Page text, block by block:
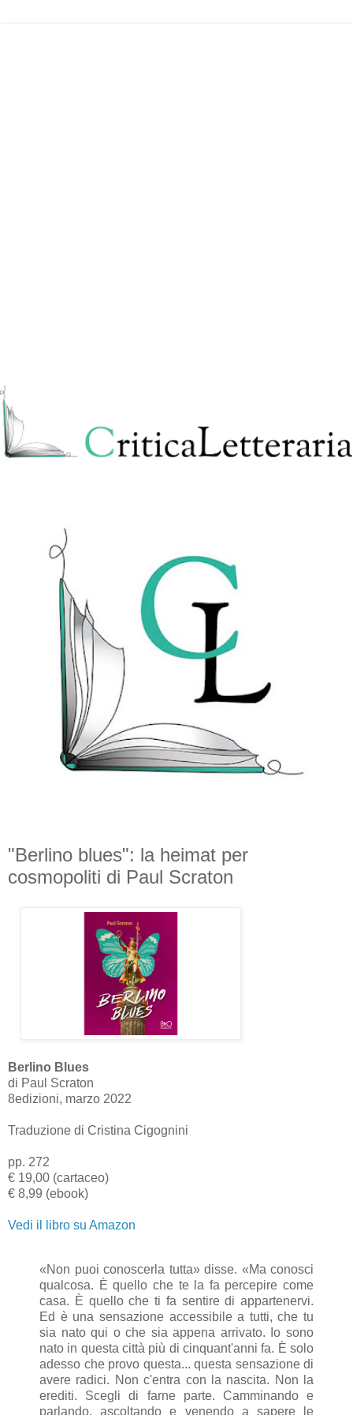
"Berlino blues": la heimat per
cosmopoliti di Paul Scraton
Berlino Blues
di Paul Scraton
8edizioni, marzo 2022
Traduzione di Cristina Cigognini
pp. 272
€ 19,00 (cartaceo)
€ 8,99 (ebook)
Vedi il libro su Amazon
«Non puoi conoscerla tutta» disse. «Ma conosci
qualcosa. È quello che te la fa percepire come
casa. È quello che ti fa sentire di appartenervi.
Ed è una sensazione accessibile a tutti, che tu
sia nato qui o che sia appena arrivato. Io sono
nato in questa città più di cinquant'anni fa. È solo
adesso che provo questa... questa sensazione di
avere radici. Non c'entra con la nascita. Non la
erediti. Scegli di farne parte. Camminando e
parlando, ascoltando e venendo a sapere le